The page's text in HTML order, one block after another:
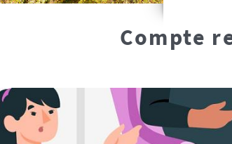
Compte